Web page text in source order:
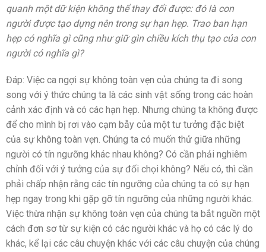
quanh một dữ kiện không thể thay đổi được: đó là con
người được tạo dựng nên trong sự hạn hẹp. Trao ban hạn
hẹp có nghĩa gì cũng như giữ gìn chiều kích thụ tạo của con
người có nghĩa gì?
Đáp: Việc ca ngợi sự không toàn vẹn của chúng ta đi song
song với ý thức chúng ta là các sinh vật sống trong các hoàn
cảnh xác định và có các hạn hẹp. Nhưng chúng ta không được
để cho mình bị rơi vào cạm bẫy của một tư tưởng đặc biệt
của sự không toàn vẹn. Chúng ta có muốn thử giữa những
người có tín ngưỡng khác nhau không? Có cần phải nghiêm
chỉnh đối với ý tưởng của sự đối chọi không? Nếu có, thì cần
phải chấp nhận rằng các tín ngưỡng của chúng ta có sự hạn
hẹp ngay trong khi gặp gỡ tín ngưỡng của những người khác.
Việc thừa nhận sự không toàn vẹn của chúng ta bắt nguồn một
cách đơn sơ từ sự kiện có các người khác và họ có các lý do
khác, kể lại các câu chuyện khác với các câu chuyện của chúng